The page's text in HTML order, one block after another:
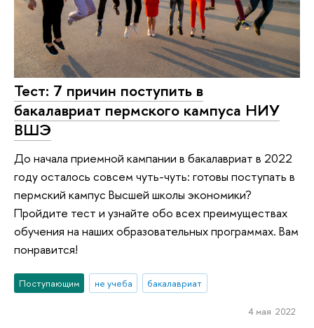
Тест: 7 причин поступить в
бакалавриат пермского кампуса НИУ
ВШЭ
До начала приемной кампании в бакалавриат в 2022
году осталось совсем чуть-чуть: готовы поступать в
пермский кампус Высшей школы экономики?
Пройдите тест и узнайте обо всех преимуществах
обучения на наших образовательных программах. Вам
понравится!
Поступающим не учеба бакалавриат
4 мая 2022